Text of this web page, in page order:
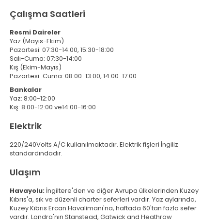
Çalışma Saatleri
Resmi Daireler
Yaz (Mayıs-Ekim)
Pazartesi: 07:30-14:00, 15:30-18:00
Salı-Cuma: 07:30-14:00
Kış (Ekim-Mayıs)
Pazartesi-Cuma: 08:00-13:00, 14:00-17:00
Bankalar
Yaz: 8:00-12:00
Kış: 8:00-12:00 ve14:00-16:00
Elektrik
220/240Volts A/C kullanılmaktadır. Elektrik fişleri İngiliz
standardındadır.
Ulaşım
Havayolu: İngiltere'den ve diğer Avrupa ülkelerinden Kuzey
Kıbrıs'a, sık ve düzenli charter seferleri vardır. Yaz aylarında,
Kuzey Kıbrıs Ercan Havalimanı'na, haftada 60'tan fazla sefer
vardır. Londra'nın Stanstead, Gatwick and Heathrow